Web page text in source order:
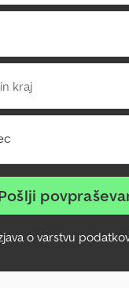
kraj
o varstvu